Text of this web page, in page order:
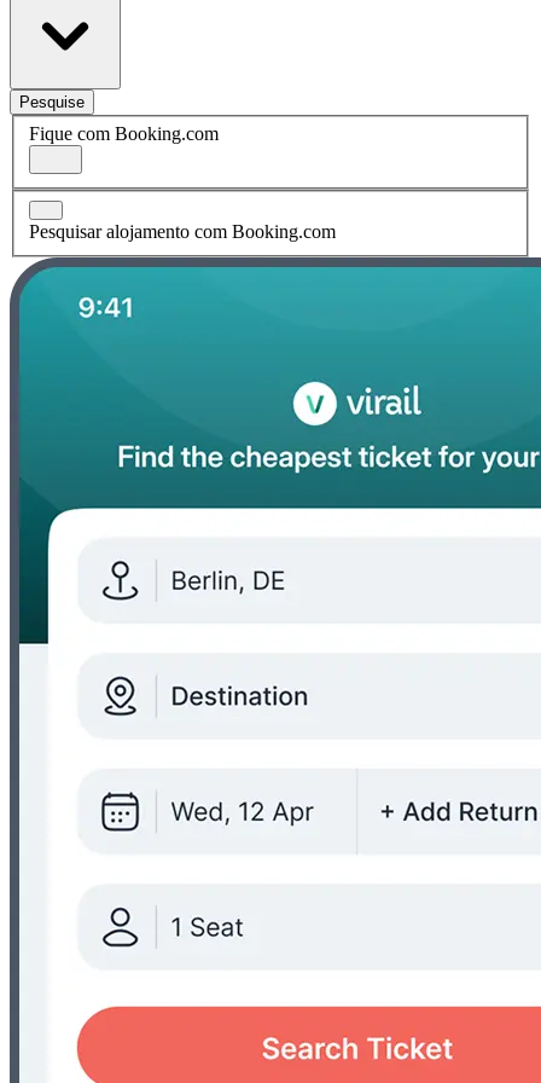
Pesquise
Fique com Booking.com
Pesquisar alojamento com Booking.com